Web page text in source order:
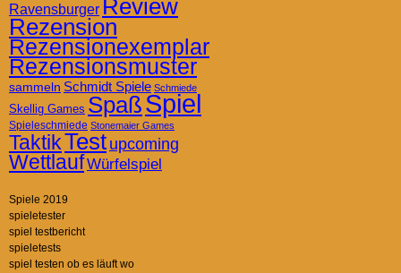
RavensburgerReview
Rezension
Rezensionexemplar
Rezensionsmuster
sammeln Schmidt Spiele Schmiede
Skellig Games SpaßSpiel
Spieleschmiede Stonemaier Games
TaktikTest upcoming
WettlaufWürfelspiel
Spiele 2019
spieletester
spiel testbericht
spieletests
spiel testen ob es läuft wo